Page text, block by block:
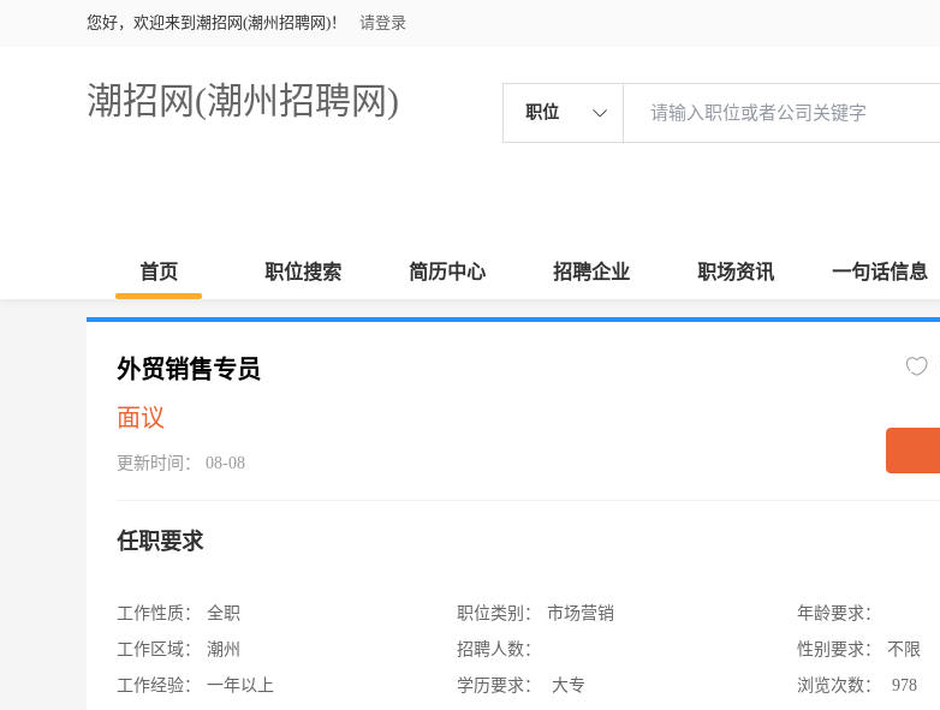
您好，欢迎来到潮招网(潮州招聘网)！ 请登录
潮招网(潮州招聘网) 职位
首页 职位搜索 简历中心 招聘企业 职场资讯 一句话信息
外贸销售专员
面议
更新时间： 08-08
任职要求
工作性质：
全职
工作区域：
潮州
工作经验：
一年以上
职位类别：
市场营销
招聘人数：
学历要求：
大专
年龄要求：
性别要求：
不限
浏览次数：
978